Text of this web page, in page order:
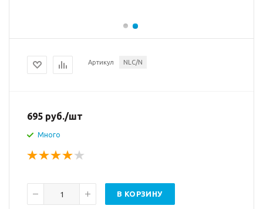
Артикул NLC/N
695 руб./шт
Много
В КОРЗИНУ